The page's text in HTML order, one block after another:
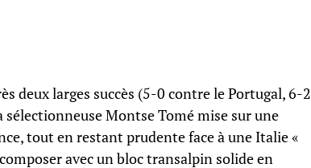
deux larges succès (5-0 contre le Portugal, 6-2
sélectionneuse Montse Tomé mise sur une
tout en restant prudente face à une Italie «
avec un bloc transalpin solide en